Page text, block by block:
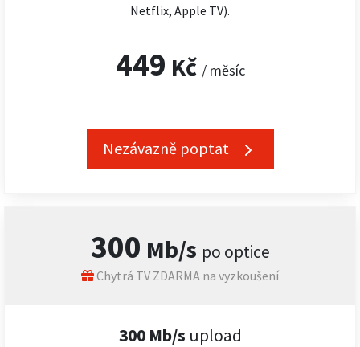
300 Mb/s po optice
Chytrá TV ZDARMA na vyzkoušení
300 Mb/s upload
Netflix, Apple TV).
449 Kč / měsíc
Nezávazně poptat